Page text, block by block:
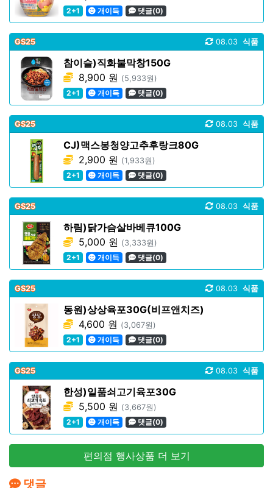
2+1
개이득 댓글(0)
GS25 식품
08.03
참이슬)직화불막창150G
8,900 원 (5,933원)
2+1
개이득 댓글(0)
GS25 식품
08.03
CJ)맥스봉청양고추후랑크80G
2,900 원 (1,933원)
2+1
개이득 댓글(0)
GS25 식품
08.03
하림)닭가슴살바베큐100G
5,000 원 (3,333원)
2+1
개이득 댓글(0)
GS25 식품
08.03
동원)상상육포30G(비프앤치즈)
4,600 원 (3,067원)
2+1
개이득 댓글(0)
GS25 식품
08.03
한성)일품쇠고기육포30G
5,500 원 (3,667원)
2+1
개이득 댓글(0)
편의점 행사상품 더 보기
댓글